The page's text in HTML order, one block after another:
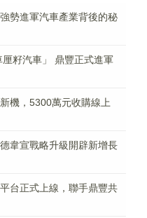
勢進軍汽車產業背後的秘
籽汽車」 鼎豐正式進軍
機，5300萬元收購線上
韋宣戰略升級開辟新增長
台正式上線，聯手鼎豐共